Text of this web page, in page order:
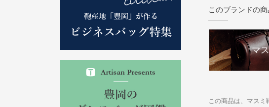
このブランドの
マ
この商品は、マスミ